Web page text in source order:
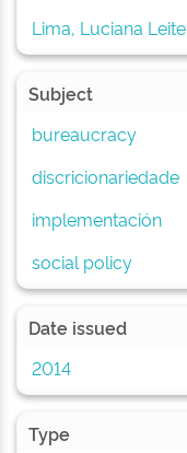
Lima, Luciana Leite
Subject
bureaucracy
discricionariedade
implementación
social policy
Date issued
2014
Type